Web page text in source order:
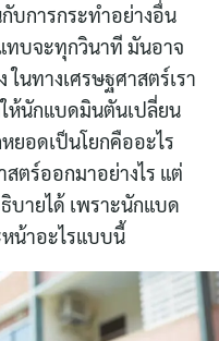
บการกระทำอย่างอื่น
ทบจะทุกวินาที มันอาจ
ในทางเศรษฐศาสตร์เรา
ให้นักแบดมินตันเปลี่ยน
ยอดเป็นโยกคืออะไร
สตร์ออกมาอย่างไร แต่
บายได้ เพราะนักแบด
น้าอะไรแบบนี้